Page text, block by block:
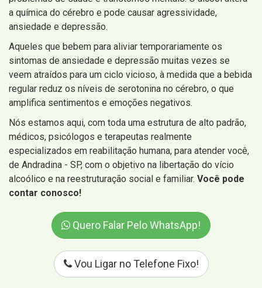
a química do cérebro e pode causar agressividade,
ansiedade e depressão.
Aqueles que bebem para aliviar temporariamente os
sintomas de ansiedade e depressão muitas vezes se
veem atraídos para um ciclo vicioso, à medida que a bebida
regular reduz os níveis de serotonina no cérebro, o que
amplifica sentimentos e emoções negativos.
Nós estamos aqui, com toda uma estrutura de alto padrão,
médicos, psicólogos e terapeutas realmente
especializados em reabilitação humana, para atender você,
de Andradina - SP, com o objetivo na libertação do vício
alcoólico e na reestruturação social e familiar. Você pode
contar conosco!
Quero Falar Pelo WhatsApp!
Vou Ligar no Telefone Fixo!